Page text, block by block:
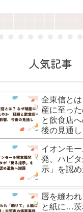
人気記事
全東信と
産に至っ
と飲食店
後の見通し
イオンモ
発、ハビ
示」を認
唇を縫われ
と紙に…茨